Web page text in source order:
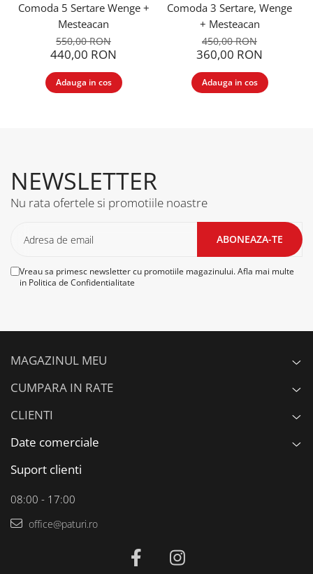
Comoda 5 Sertare Wenge +
Mesteacan
550,00 RON
440,00 RON
Adauga in cos
Comoda 3 Sertare, Wenge
+ Mesteacan
450,00 RON
360,00 RON
Adauga in cos
NEWSLETTER
Nu rata ofertele si promotiile noastre
Vreau sa primesc newsletter cu promotiile magazinului. Afla mai multe
in Politica de Confidentialitate
MAGAZINUL MEU
CUMPARA IN RATE
CLIENTI
Date comerciale
Suport clienti
08:00 - 17:00
office@paturi.ro